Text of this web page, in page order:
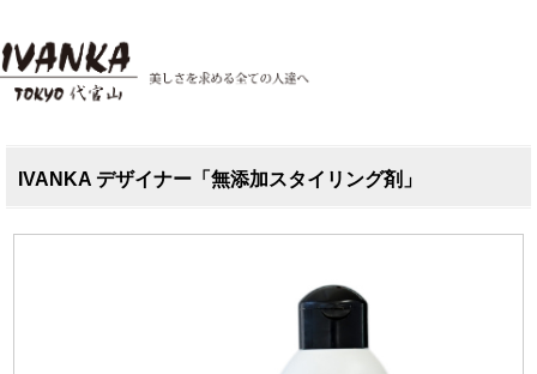
IVANKA デザイナー「無添加スタイリング剤」